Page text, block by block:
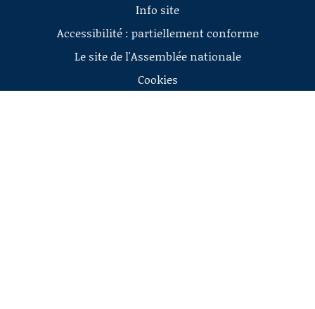
Info site
Accessibilité : partiellement conforme
Le site de l'Assemblée nationale
Cookies